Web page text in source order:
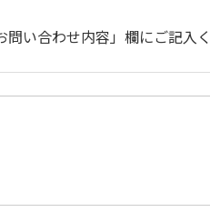
い合わせ内容」欄にご記入く